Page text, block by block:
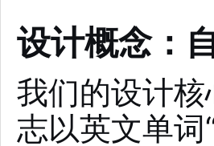
设计概念：
我们的设计核
志以英文单